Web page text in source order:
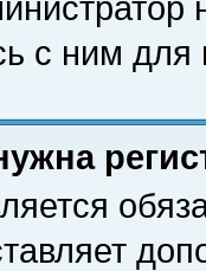
с ним для